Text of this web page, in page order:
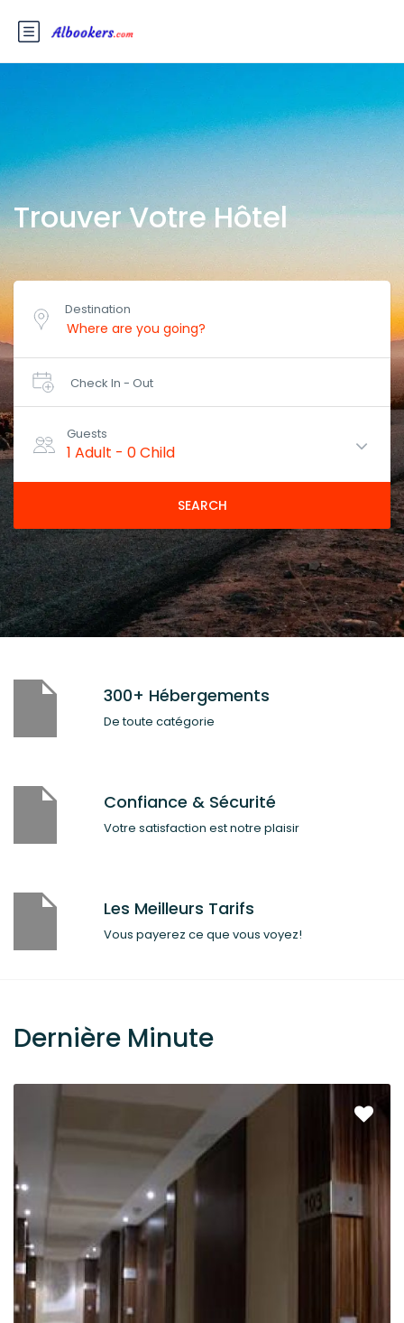
Trouver Votre Hôtel
Destination
Check In - Out
Guests
1 Adult - 0 Child
SEARCH
300+ Hébergements
De toute catégorie
Confiance & Sécurité
Votre satisfaction est notre plaisir
Les Meilleurs Tarifs
Vous payerez ce que vous voyez!
Dernière Minute